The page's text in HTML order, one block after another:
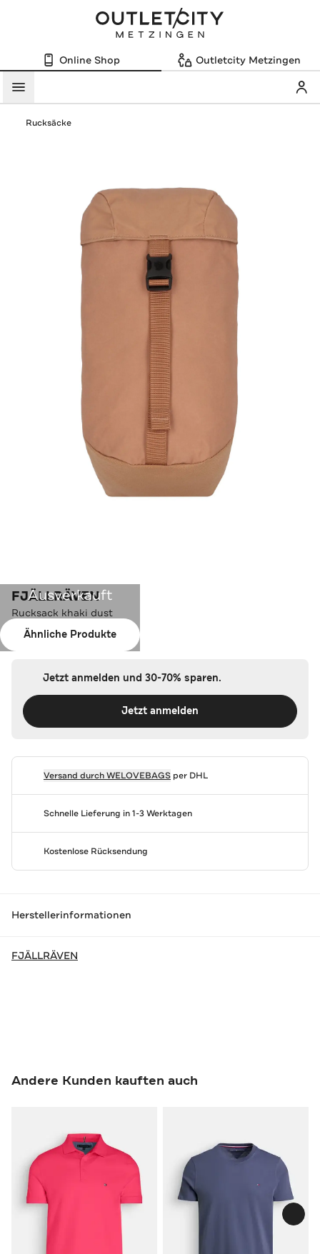
Online Shop Outletcity Metzingen
Menü
Rucksäcke
Ausverkauft
Ähnliche Produkte
FJÄLLRÄVEN
Rucksack khaki dust
Farbe:khaki dust
Jetzt anmelden und 30-70% sparen.
Jetzt anmelden
Versand durchWELOVEBAGSper DHL
Schnelle Lieferung in 1-3 Werktagen
Kostenlose Rücksendung
Herstellerinformationen
FJÄLLRÄVEN
Andere Kunden kauften auch